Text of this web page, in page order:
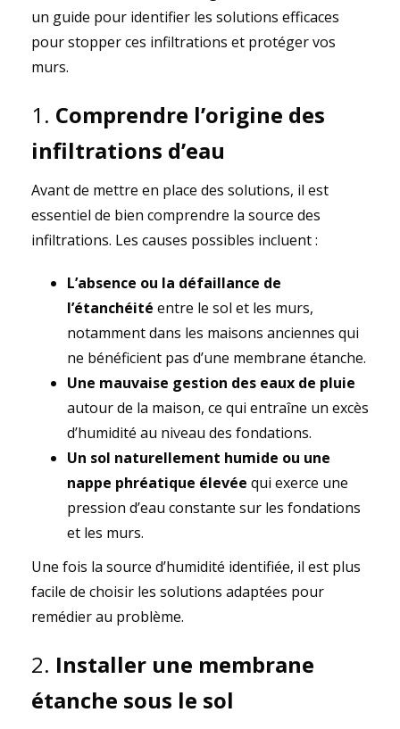
un guide pour identifier les solutions efficaces
pour stopper ces infiltrations et protéger vos
murs.
1. Comprendre l’origine des
infiltrations d’eau
Avant de mettre en place des solutions, il est
essentiel de bien comprendre la source des
infiltrations. Les causes possibles incluent :
L’absence ou la défaillance de
l’étanchéité entre le sol et les murs,
notamment dans les maisons anciennes qui
ne bénéficient pas d’une membrane étanche.
Une mauvaise gestion des eaux de pluie
autour de la maison, ce qui entraîne un excès
d’humidité au niveau des fondations.
Un sol naturellement humide ou une
nappe phréatique élevée qui exerce une
pression d’eau constante sur les fondations
et les murs.
Une fois la source d’humidité identifiée, il est plus
facile de choisir les solutions adaptées pour
remédier au problème.
2. Installer une membrane
étanche sous le sol